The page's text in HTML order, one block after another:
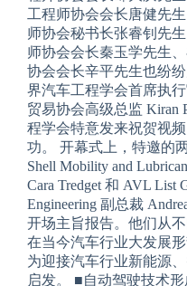
工程师协会会长唐健先
师协会秘书长张睿钊先
师协会会长秦玉学先生
协会会长辛平先生也纷
界汽车工程学会首席执行
贸易协会高级总监 Kiran
程学会特意发来祝贺视
功。 开幕式上，特邀
Shell Mobility and
Cara Tredget 和 AVL List
Engineering 副总裁
开场主旨报告。他们从
在当今汽车行业大发展
为迎接汽车行业新能源
启发。 ■自动驾驶技术